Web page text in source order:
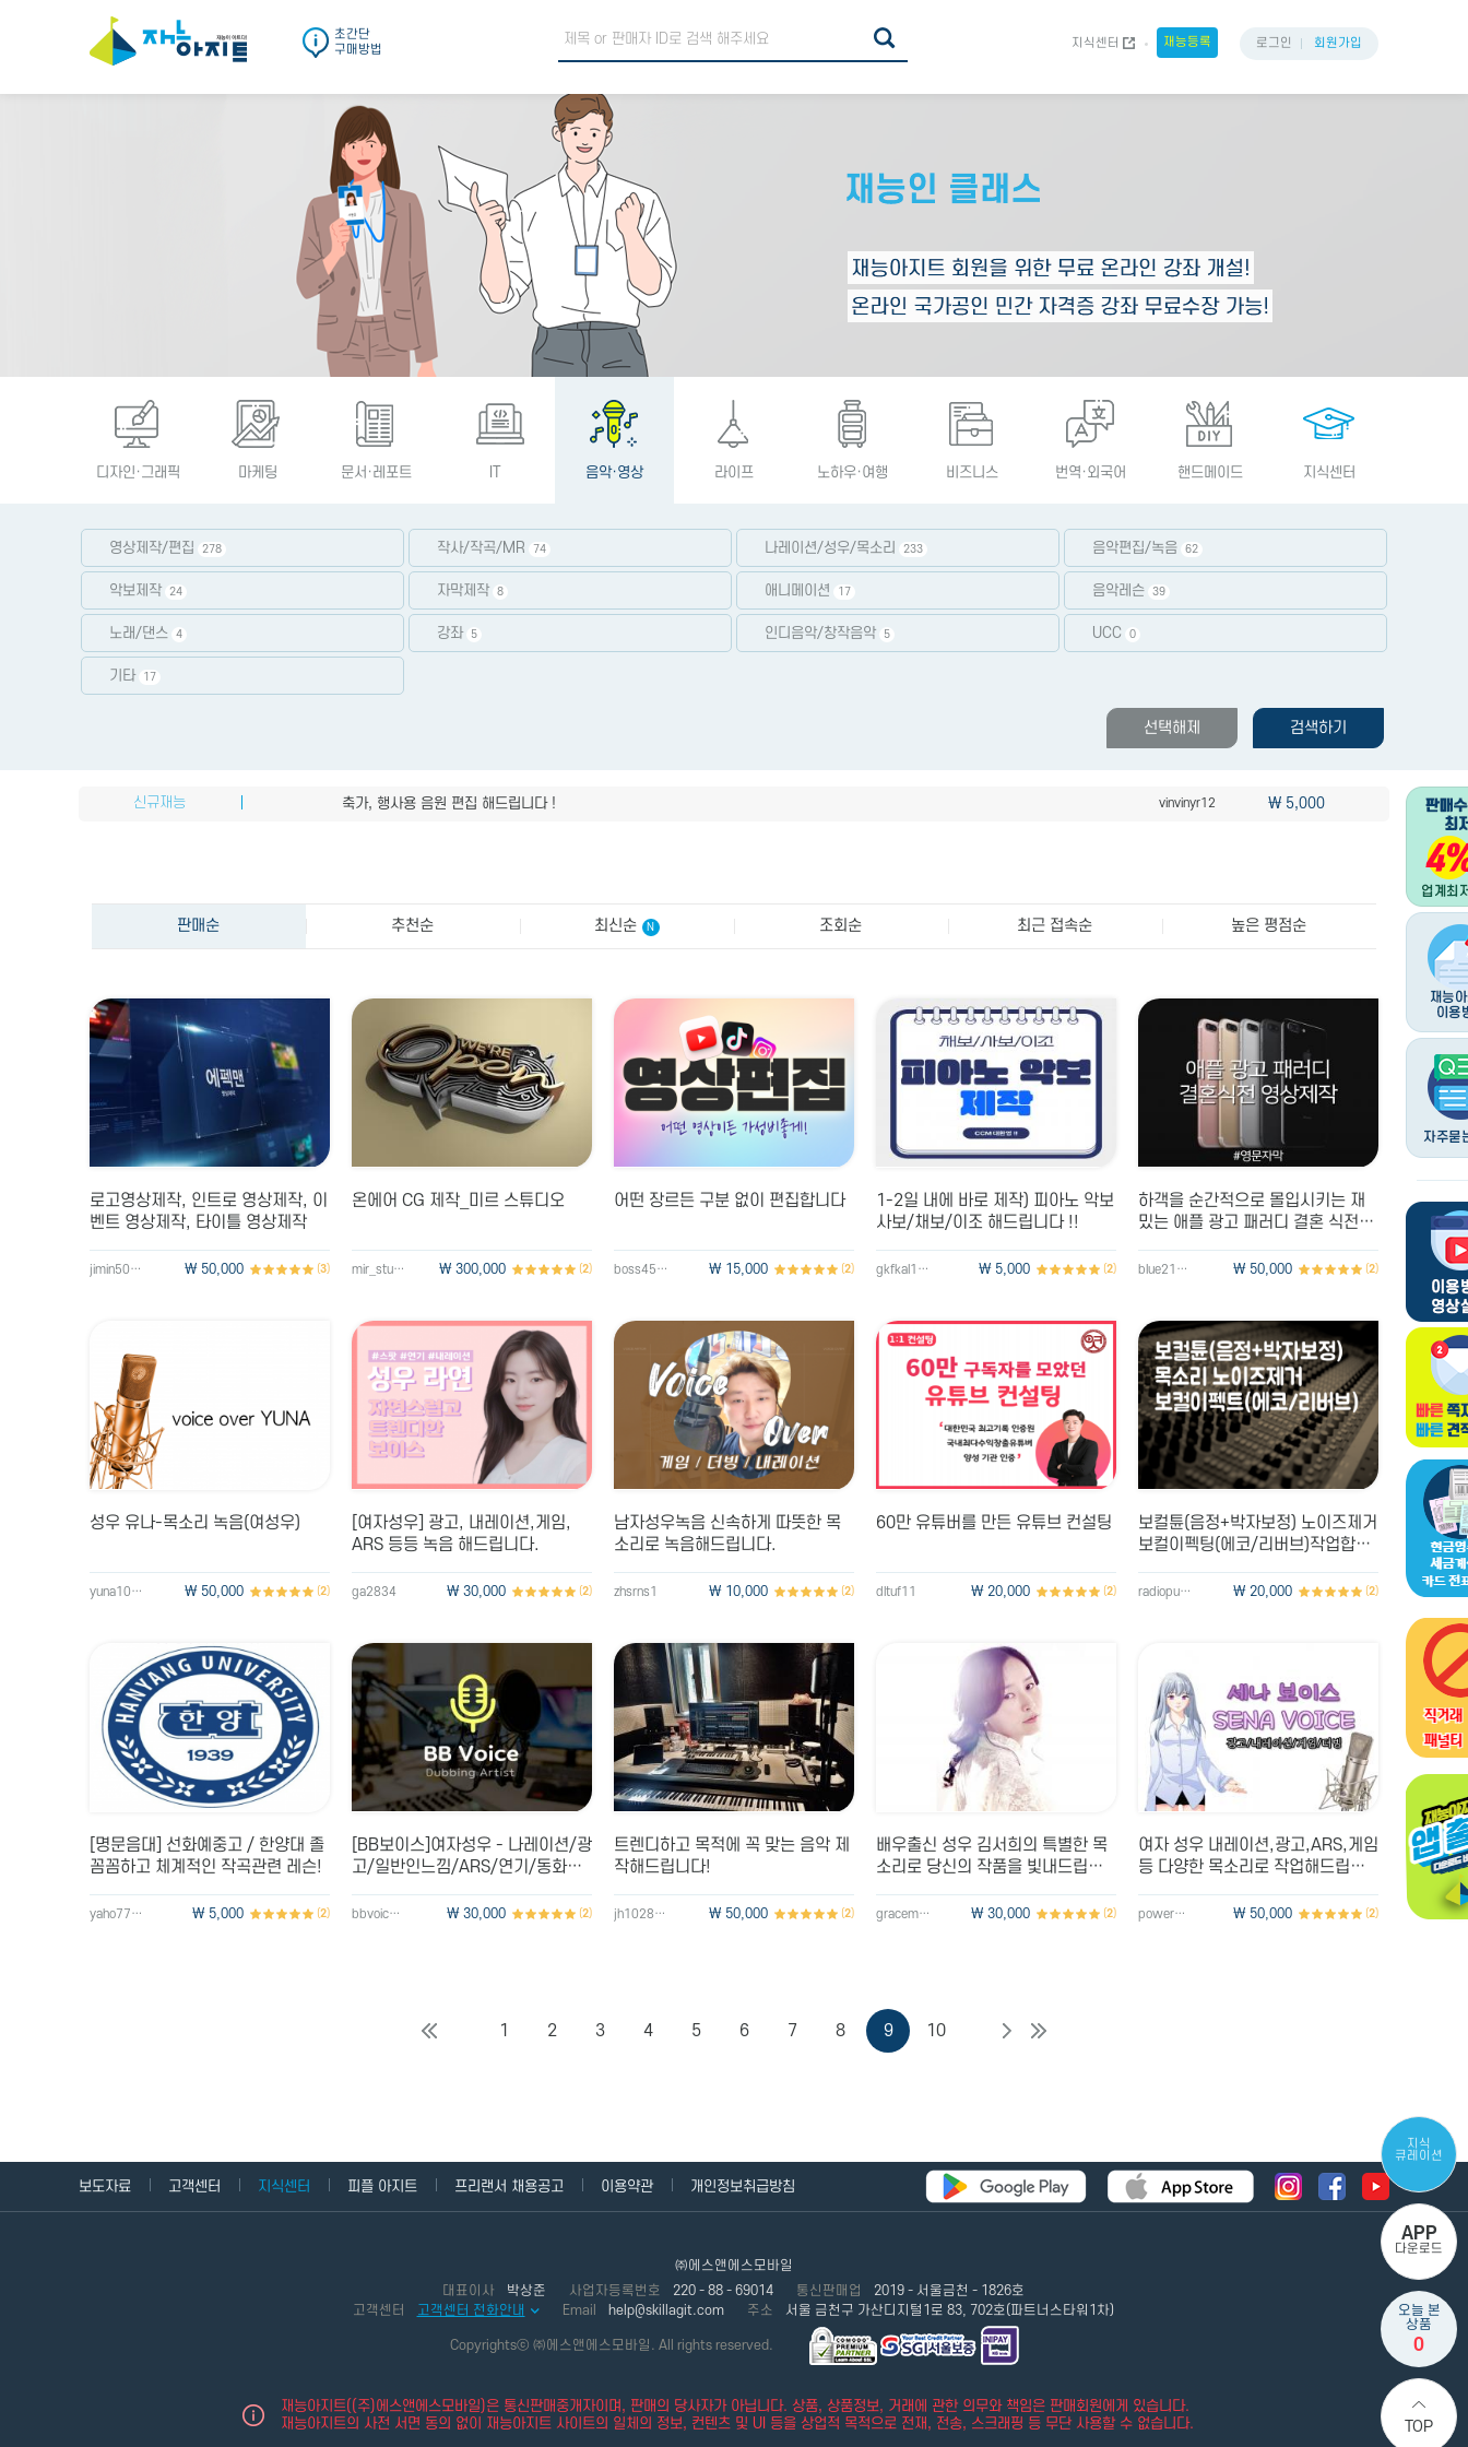
초간단
구매방법
지식센터 재능등록 로그인 회원가입
디자인·그래픽 마케팅 문서·레포트 음악·영상 라이프 노하우·여행 비즈니스 번역·외국어 핸드메이드 지식센터
영상제작/편집 278 작사/작곡/MR 74 나레이션/성우/목소리 233 음악편집/녹음 62
악보제작 24 자막제작 8 애니메이션 17 음악레슨 39
노래/댄스 4 강좌 5 인디음악/창작음악 5 UCC 0
기타 17
선택해제 검색하기
신규재능
OBS 방송세팅 / 마이크 세팅 / 장비추천 해드립니다
lyw8319 \ 50,000
축가, 행사용 음원 편집 해드립니다 ! vinvinyr12 \ 5,000
보컬 음 보정 (튜닝) 해드립니다 !
OBS 방송세팅 / 마이크 세팅 / 장비추천 해드립니다
판매순 추천순 최신순 N 조회순 최근 접속순 높은 평점순
로고영상제작, 인트로 영상제작, 이
벤트 영상제작, 타이틀 영상제작
jimin5016 \ 50,000 3)
온에어 CG 제작_미르 스튜디오
mir_studio12 \ 300,000 2)
어떤 장르든 구분 없이 편집합니다
boss4534 \ 15,000 2)
1-2일 내에 바로 제작) 피아노 악보
사보/채보/이조 해드립니다 !!
gkfkal1017 \ 5,000 2)
하객을 순간적으로 몰입시키는 재
밌는 애플 광고 패러디 결혼 식전영
blue21493 \ 50,000 2)
성우 유나-목소리 녹음(여성우)
yuna1004 \ 50,000 2)
[여자성우] 광고, 내레이션,게임,
ARS 등등 녹음 해드립니다.
ga2834 \ 30,000 2)
남자성우녹음 신속하게 따뜻한 목
소리로 녹음해드립니다.
zhsrns1 \ 10,000 2)
60만 유튜버를 만든 유튜브 컨설팅
dltuf11 \ 20,000 2)
보컬튠(음정+박자보정) 노이즈제거
보컬이펙팅(에코/리버브)작업합니
radiopumpz79 \ 20,000 2)
[명문음대] 선화예중고 / 한양대 졸
꼼꼼하고 체계적인 작곡관련 레슨!
yaho7755 \ 5,000 2)
[BB보이스]여자성우 - 나레이션/광
고/일반인느낌/ARS/연기/동화녹
bbvoice00 \ 30,000 2)
트렌디하고 목적에 꼭 맞는 음악 제
작해드립니다!
jh102805 \ 50,000 2)
배우출신 성우 김서희의 특별한 목
소리로 당신의 작품을 빛내드립니
gracemimi0 \ 30,000 2)
여자 성우 내레이션,광고,ARS,게임
등 다양한 목소리로 작업해드립니
power9656 \ 50,000 2)
1 2 3 4 5 6 7 8 9 10
지식
큐레이션
APP
다운로드
오늘 본
상품
0
TOP
보도자료 고객센터 지식센터 피플 아지트 프리랜서 채용공고 이용약관 개인정보취급방침
㈜에스앤에스모바일
대표이사
박상준 사업자등록번호 220 - 88 - 69014 통신판매업
2019 - 서울금천 - 1826호
고객센터
고객센터 전화안내 Email help@skillagit.com 주소 서울 금천구 가산디지털1로 83, 702호(파트너스타워1차)
Copyrightsⓒ ㈜에스앤에스모바일. All rights reserved.
재능아지트((주)에스앤에스모바일)은 통신판매중개자이며, 판매의 당사자가 아닙니다. 상품, 상품정보, 거래에 관한 의무와 책임은 판매회원에게 있습니다.
재능아지트의 사전 서면 동의 없이 재능아지트 사이트의 일체의 정보, 컨텐츠 및 UI 등을 상업적 목적으로 전재, 전송, 스크래핑 등 무단 사용할 수 없습니다.